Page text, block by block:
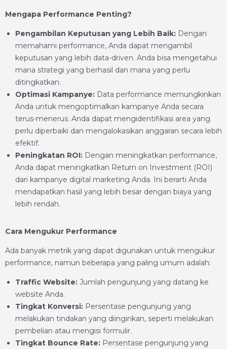
Mengapa Performance Penting?
Pengambilan Keputusan yang Lebih Baik: Dengan
memahami performance, Anda dapat mengambil
keputusan yang lebih data-driven. Anda bisa mengetahui
mana strategi yang berhasil dan mana yang perlu
ditingkatkan.
Optimasi Kampanye: Data performance memungkinkan
Anda untuk mengoptimalkan kampanye Anda secara
terus-menerus. Anda dapat mengidentifikasi area yang
perlu diperbaiki dan mengalokasikan anggaran secara lebih
efektif.
Peningkatan ROI: Dengan meningkatkan performance,
Anda dapat meningkatkan Return on Investment (ROI)
dari kampanye digital marketing Anda. Ini berarti Anda
mendapatkan hasil yang lebih besar dengan biaya yang
lebih rendah.
Cara Mengukur Performance
Ada banyak metrik yang dapat digunakan untuk mengukur
performance, namun beberapa yang paling umum adalah:
Traffic Website: Jumlah pengunjung yang datang ke
website Anda.
Tingkat Konversi: Persentase pengunjung yang
melakukan tindakan yang diinginkan, seperti melakukan
pembelian atau mengisi formulir.
Tingkat Bounce Rate: Persentase pengunjung yang